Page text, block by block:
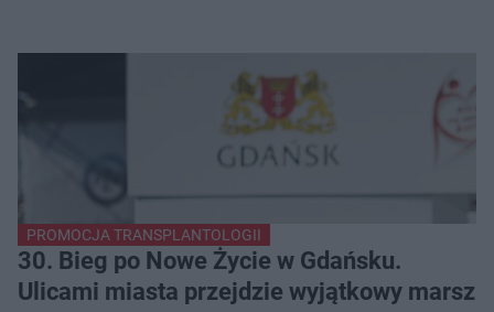
PROMOCJA TRANSPLANTOLOGII
30. Bieg po Nowe Życie w Gdańsku.
Ulicami miasta przejdzie wyjątkowy marsz